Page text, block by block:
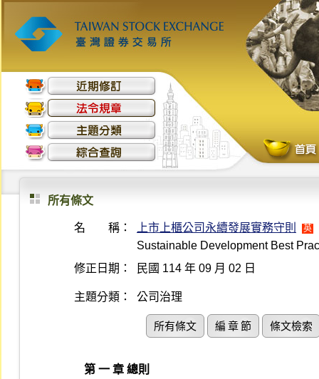
所有條文
名 稱： 上市上櫃公司永續發展實務守則 英
Sustainable Development Best
修正日期：
民國 114 年 09 月 02 日
主題分類： 公司治理
所有條文 編 章 節 條文檢索
   第 一 章 總則